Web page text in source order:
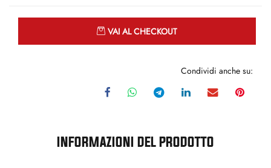
VAI AL CHECKOUT
Condividi anche su:
INFORMAZIONI DEL PRODOTTO